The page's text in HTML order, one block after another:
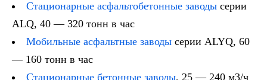
Стационарные асфальтобетонные заводы серии
ALQ, 40 — 320 тонн в час
Мобильные асфальтные заводы серии ALYQ, 60
— 160 тонн в час
Стационарные бетонные заводы, 25 — 240 м3/ч